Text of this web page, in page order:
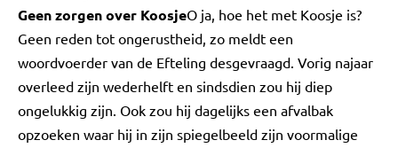
Geen zorgen over KoosjeO ja, hoe het met Koosje is?
Geen reden tot ongerustheid, zo meldt een
woordvoerder van de Efteling desgevraagd. Vorig najaar
overleed zijn wederhelft en sindsdien zou hij diep
ongelukkig zijn. Ook zou hij dagelijks een afvalbak
opzoeken waar hij in zijn spiegelbeeld zijn voormalige